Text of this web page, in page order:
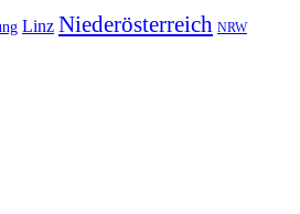
Linz Niederösterreich NRW